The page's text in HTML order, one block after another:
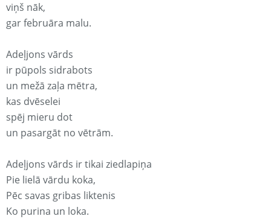
viņš nāk,
gar februāra malu.
Adeļjons vārds
ir pūpols sidrabots
un mežā zaļa mētra,
kas dvēselei
spēj mieru dot
un pasargāt no vētrām.
Adeļjons vārds ir tikai ziedlapiņa
Pie lielā vārdu koka,
Pēc savas gribas liktenis
Ko purina un loka.